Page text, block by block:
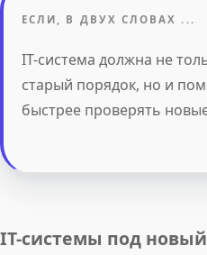
ЕСЛИ, В ДВУХ СЛОВАХ ...
IT-система должна не
старый порядок, но и
быстрее проверять
IT-системы под новый